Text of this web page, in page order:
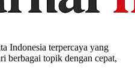
Indonesia terpercaya yang
berbagai topik dengan cepat,